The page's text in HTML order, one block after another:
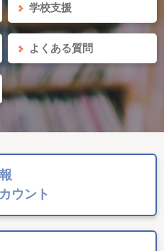
学校支援
よくある質問
ウント